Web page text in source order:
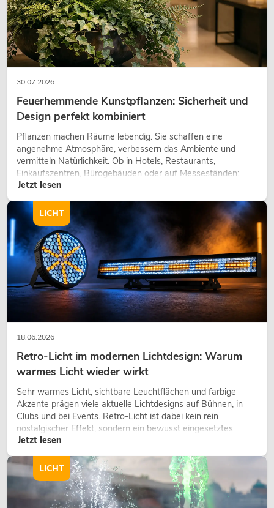
EUROLITE Set LED KLS Laser Bar FX +
Boxenhochständer heavy, Alu sw
No. 20000288Artikel nicht mehr verfügbar
EUROLITE Set LED KLS Laser Bar FX-
Lichtset + M-4 Boxenhochständer
€
-16%
30.07.2026
Feuerhemmende Kunstpflanzen: Sicherheit und
Design perfekt kombiniert
Pflanzen machen Räume lebendig. Sie schaffen eine
angenehme Atmosphäre, verbessern das Ambiente und
vermitteln Natürlichkeit. Ob in Hotels, Restaurants,
Einkaufszentren, Bürogebäuden oder auf Messeständen:
eine hochwertige Begrünung gehört heute längst zum
Jetzt lesen
18.06.2026
Retro-Licht im modernen Lichtdesign: Warum
warmes Licht wieder wirkt
Sehr warmes Licht, sichtbare Leuchtflächen und farbige
Akzente prägen viele aktuelle Lichtdesigns auf Bühnen, in
Clubs und bei Events. Retro-Licht ist dabei kein rein
nostalgischer Effekt, sondern ein bewusst eingesetztes
Gestaltungsmittel: Es schafft Atmosphäre, gibt Szenen
wirken lassen.
Jetzt lesen
LICHT
LICHT